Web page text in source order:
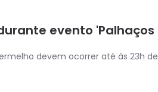
evento 'Palhaços
devem ocorrer até às 23h de